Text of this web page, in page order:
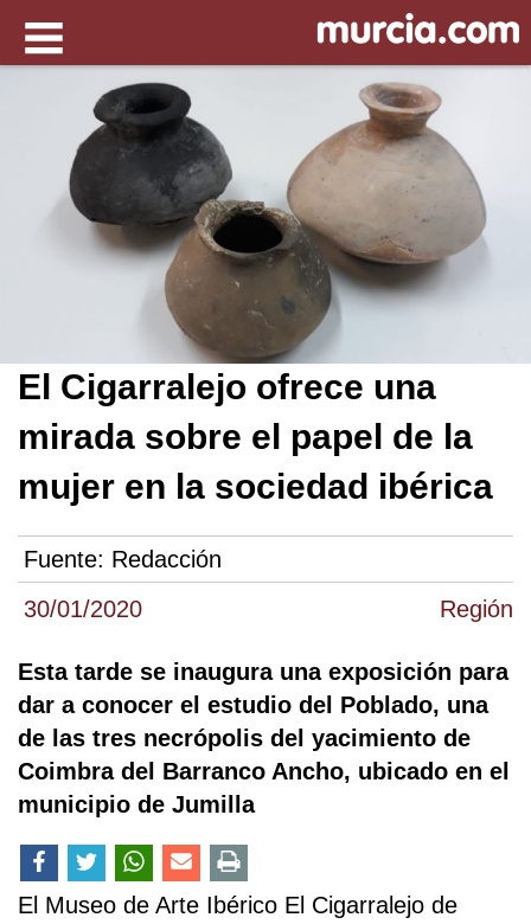
30/01/2020 Región
El Cigarralejo ofrece una
mirada sobre el papel de la
mujer en la sociedad ibérica
Fuente: Redacción
Esta tarde se inaugura una exposición para
dar a conocer el estudio del Poblado, una
de las tres necrópolis del yacimiento de
Coimbra del Barranco Ancho, ubicado en el
municipio de Jumilla
El Museo de Arte Ibérico El Cigarralejo de